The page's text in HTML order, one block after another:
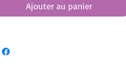
Ajouter au panier